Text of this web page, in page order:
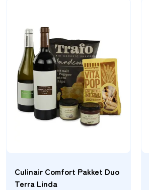
Smaak Harmonie Selectie
Terra Linda Chardonnay